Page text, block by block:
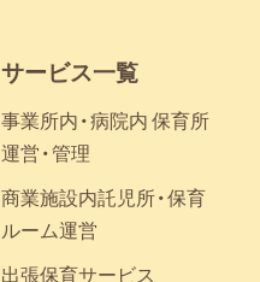
サービス一覧
事業所内・病院内 保育所
運営・管理
商業施設内託児所・保育
ルーム運営
出張保育サービス